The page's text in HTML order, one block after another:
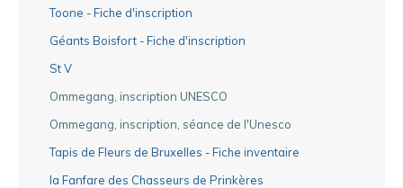
Toone - Fiche d'inscription
Géants Boisfort - Fiche d'inscription
St V
Ommegang, inscription UNESCO
Ommegang, inscription, séance de l'Unesco
Tapis de Fleurs de Bruxelles - Fiche inventaire
la Fanfare des Chasseurs de Prinkères